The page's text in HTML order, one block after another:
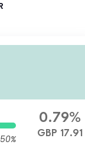
0.79%
GBP 17.91